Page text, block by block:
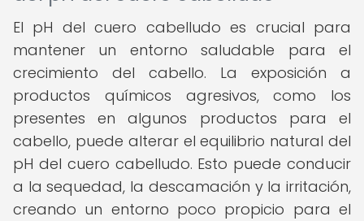
El pH del cuero cabelludo es crucial para
mantener un entorno saludable para el
crecimiento del cabello. La exposición a
productos químicos agresivos, como los
presentes en algunos productos para el
cabello, puede alterar el equilibrio natural del
pH del cuero cabelludo. Esto puede conducir
a la sequedad, la descamación y la irritación,
creando un entorno poco propicio para el